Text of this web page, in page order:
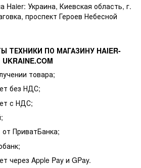
Haier: Украина, Киевская область, г.
проспект Героев Небесной
ТЕХНИКИ ПО МАГАЗИНУ HAIER-
UKRAINE.COM
товара;
без НДС;
с НДС;
ПриватБанка;
через Apple Pay и GPay.